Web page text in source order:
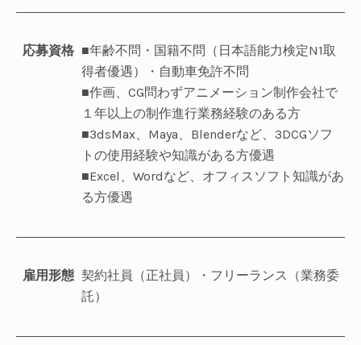
応募資格 ■年齢不問・国籍不問（日本語能力検定N1取
得者優遇）・自動車免許不問
■作画、CG問わずアニメーション制作会社で
１年以上の制作進行業務経験のある方
■3dsMax、Maya、Blenderなど、3DCGソフ
トの使用経験や知識がある方優遇
■Excel、Wordなど、オフィスソフト知識があ
る方優遇
雇用形態 契約社員（正社員）・フリーランス（業務委
託）